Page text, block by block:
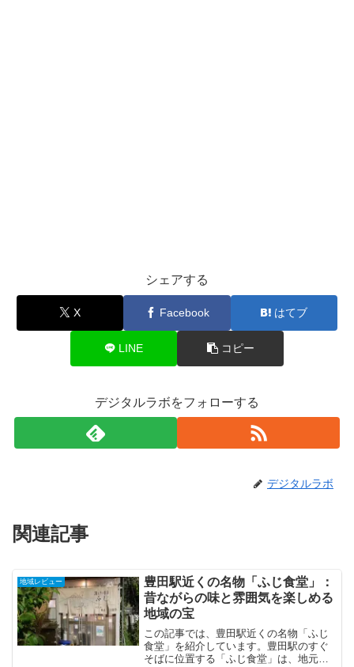
シェアする
X Facebook はてブ
LINE コピー
デジタルラボをフォローする
デジタルラボ
関連記事
地域レビュー
豊田駅近くの名物「ふじ食堂」：
昔ながらの味と雰囲気を楽しめる
地域の宝
この記事では、豊田駅近くの名物「ふじ
食堂」を紹介しています。豊田駅のすぐ
そばに位置する「ふじ食堂」は、地元の